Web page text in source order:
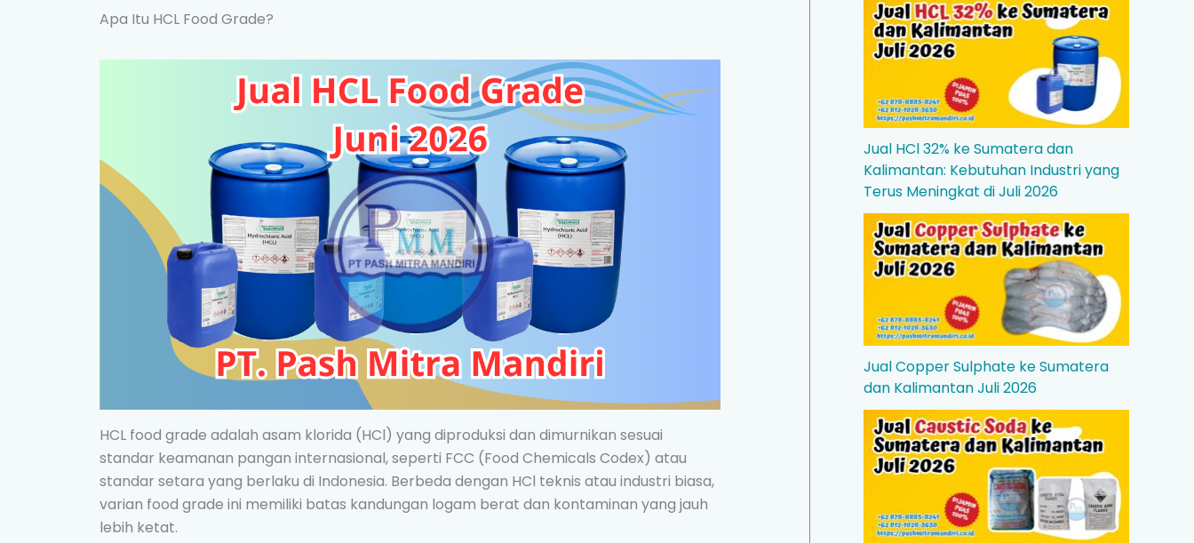
Apa Itu HCL Food Grade?
HCL food grade adalah asam klorida (HCl) yang diproduksi dan dimurnikan sesuai
standar keamanan pangan internasional, seperti FCC (Food Chemicals Codex) atau
standar setara yang berlaku di Indonesia. Berbeda dengan HCl teknis atau industri biasa,
varian food grade ini memiliki batas kandungan logam berat dan kontaminan yang jauh
lebih ketat.
Jual HCl 32% ke Sumatera dan
Kalimantan: Kebutuhan Industri yang
Terus Meningkat di Juli 2026
Jual Copper Sulphate ke Sumatera
dan Kalimantan Juli 2026